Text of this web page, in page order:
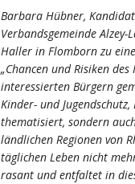
Barbara Hübner,
Verbandsgemeinde
Haller in Flomborn zu
„Chancen und Risiken
interessierten Bürgern
Kinder- und
thematisiert, sondern
ländlichen Regionen von
täglichen Leben nicht
rasant und entfaltet in